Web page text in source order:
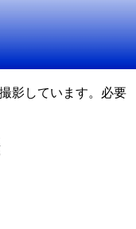
影しています。必要